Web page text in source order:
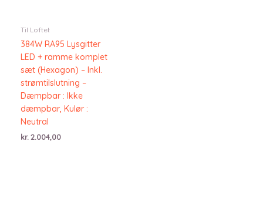
Til Loftet
384W RA95 Lysgitter
LED + ramme komplet
sæt (Hexagon) – Inkl.
strømtilslutning –
Dæmpbar : Ikke
dæmpbar, Kulør :
Neutral
kr.2.004,00